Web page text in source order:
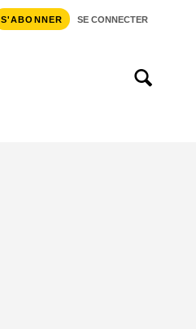
S'ABONNER SE CONNECTER